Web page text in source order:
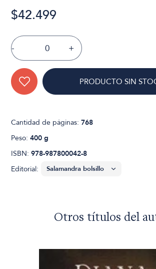
$42.499
- +
PRODUCTO SIN
Cantidad de páginas:768
Peso:400 g
ISBN:978-987800042-8
Editorial:
Otros títulos del